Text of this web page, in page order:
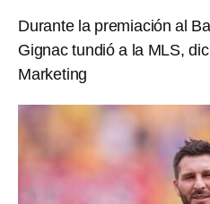
Durante la premiación al
Gignac tundió a la MLS,
Marketing